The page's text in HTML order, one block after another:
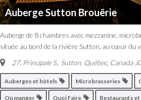
Auberge Sutton Brouërie
Auberge de 8 chambres avec mezzanine,
située au bord de la rivière Sutton, au cœur du
27, Principale S., Sutton, Québec, Canada
Auberges et hôtels Microbrasseries
Où manger Quoi Faire Restaurants et